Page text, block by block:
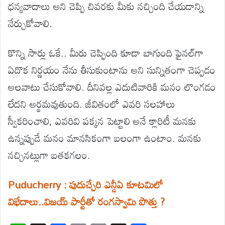
ధన్యవాదాలు అని చెప్పి చివరకు మీకు నచ్చింది చేయడాన్ని
నేర్చుకోవాలి.
కొన్ని సార్లు ఓకే.. మీరు చెప్పింది కూడా బాగుంది ఫైనల్‌గా
ఏదొక నిర్ణయం నేను తీసుకుంటాను అని సున్నితంగా చెప్పడం
అలవాటు చేసుకోవాలి. దీనివల్ల ఎదుటివారికి మనం లొంగడం
లేదని అర్థమవుతుంది. జీవితంలో ఎవరి సలహాలు
స్వీకరించాలి, ఎవరివి పక్కన పెట్టాలి అనే క్లారిటీ మనకు
ఉన్నప్పుడే మనం మానసికంగా బలంగా ఉంటాం. మనకు
నచ్చినట్లుగా బతకగలం.
Puducherry : పుదుచ్చేరి ఎన్డీఏ కూటమిలో
విభేదాలు..విజయ్ పార్టీతో రంగస్వామి పొత్తు ?